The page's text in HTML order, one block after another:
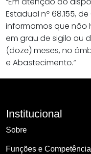
Estadual nº 68.155,
informamos que não
em grau de sigilo ou
(doze) meses, no
e Abastecimento.”
Institucional
Sobre
Funções e